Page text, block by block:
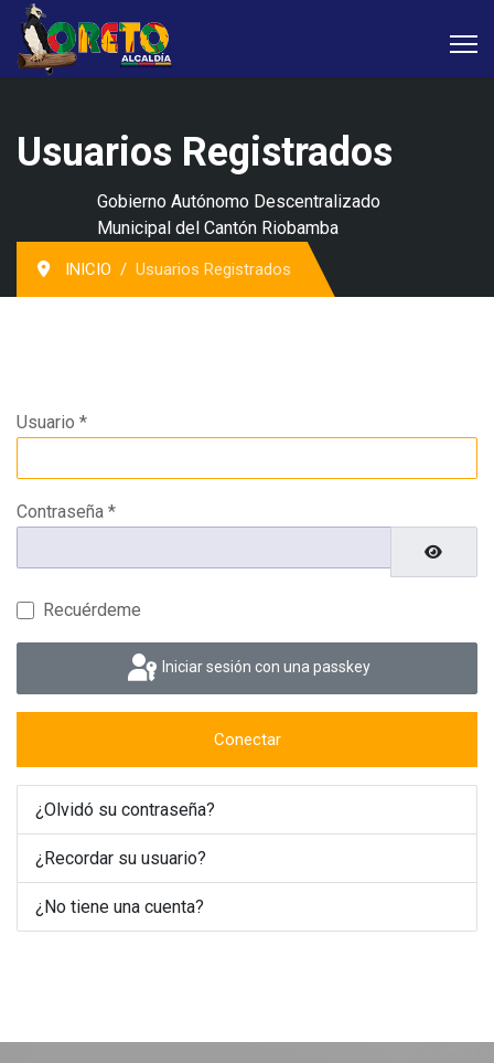
Usuarios Registrados
Gobierno Autónomo Descentralizado
Municipal del Cantón Riobamba
INICIO Usuarios Registrados
Usuario *
Contraseña *
Mostrar
Recuérdeme
Iniciar sesión con una passkey
Conectar
¿Olvidó su contraseña?
¿Recordar su usuario?
¿No tiene una cuenta?